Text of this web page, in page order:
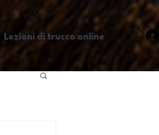
Lezioni di trucco online